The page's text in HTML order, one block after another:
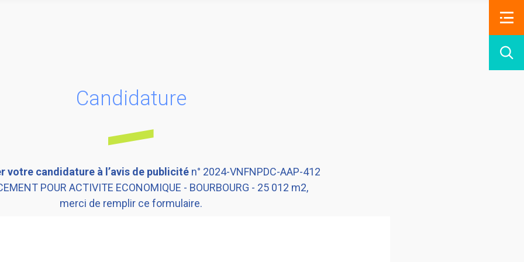
Candidature
votre candidature à l’avis de publicitén° 2024-VNFNPDC-AAP-412
POUR ACTIVITE ECONOMIQUE - BOURBOURG - 25 012 m2,
merci de remplir ce formulaire.